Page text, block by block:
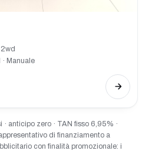
Manuale
anticipo zero · TAN fisso 6,95% ·
di finanziamento a
con finalità promozionale: i